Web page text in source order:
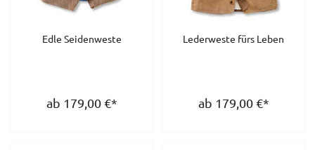
Edle Seidenweste
ab 179,00€*
Lederweste fürs Leben
ab 179,00€*